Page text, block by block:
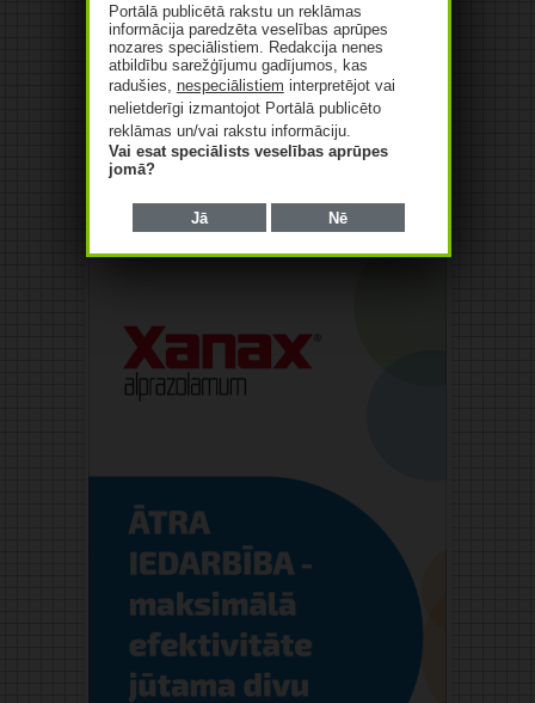
Portālā publicētā rakstu un reklāmas
informācija paredzēta veselības aprūpes
nozares speciālistiem. Redakcija nenes
atbildību sarežģījumu gadījumos, kas
radušies, nespeciālistiem interpretējot vai
nelietderīgi izmantojot Portālā publicēto
reklāmas un/vai rakstu informāciju.
Vai esat speciālists veselības aprūpes
jomā?
Jā Nē